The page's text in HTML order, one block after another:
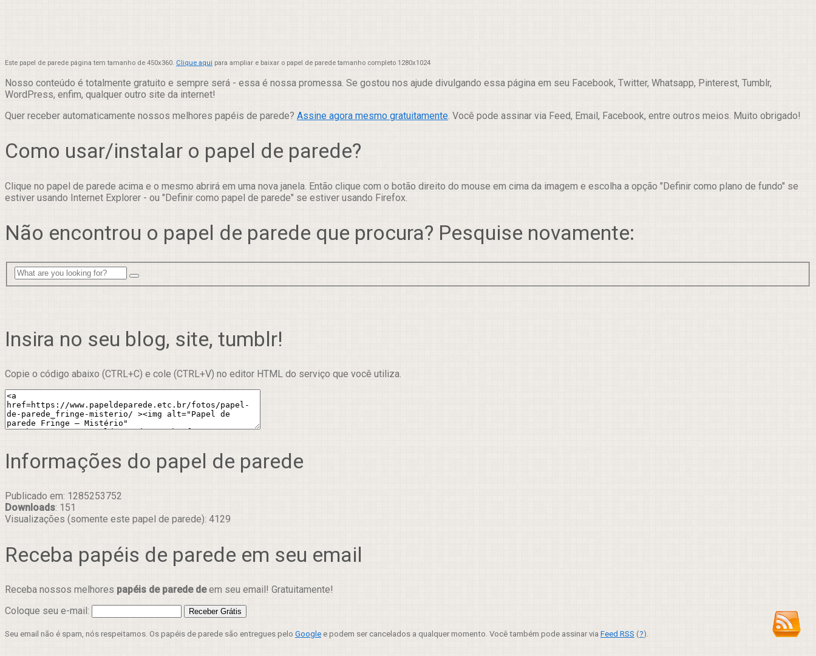
Este papel de parede página tem tamanho de 450x360. Clique aqui para ampliar e baixar o papel de parede tamanho completo 1280x1024
Nosso conteúdo é totalmente gratuito e sempre será - essa é nossa promessa. Se gostou nos ajude divulgando essa página em seu Facebook, Twitter, Whatsapp, Pinterest, Tumblr,
WordPress, enfim, qualquer outro site da internet!
Quer receber automaticamente nossos melhores papéis de parede? Assine agora mesmo gratuitamente. Você pode assinar via Feed, Email, Facebook, entre outros meios. Muito obrigado!
Como usar/instalar o papel de parede?
Clique no papel de parede acima e o mesmo abrirá em uma nova janela. Então clique com o botão direito do mouse em cima da imagem e escolha a opção "Definir como plano de fundo" se
estiver usando Internet Explorer - ou "Definir como papel de parede" se estiver usando Firefox.
Não encontrou o papel de parede que procura? Pesquise novamente:
Insira no seu blog, site, tumblr!
Copie o código abaixo (CTRL+C) e cole (CTRL+V) no editor HTML do serviço que você utiliza.
Informações do papel de parede
Publicado em: 1285253752
Downloads: 151
Visualizações (somente este papel de parede): 4129
Receba papéis de parede em seu email
Receba nossos melhores papéis de parede deem seu email! Gratuitamente!
Coloque seu e-mail:
Seu email não é spam, nós respeitamos. Os papéis de parede são entregues pelo Google e podem ser cancelados a qualquer momento. Você também pode assinar via Feed RSS (?).